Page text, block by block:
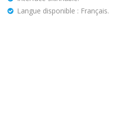
Langue disponible : Français.